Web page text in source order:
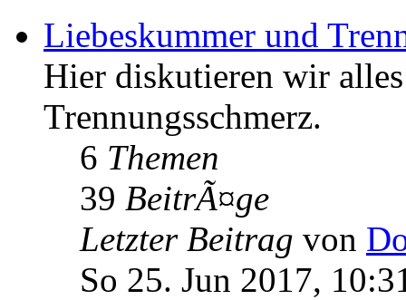
Liebeskummer und
Hier diskutieren wir
Trennungsschmerz.
6 Themen
39 BeitrÃ¤ge
Letzter Beitrag von
So 25. Jun 2017,